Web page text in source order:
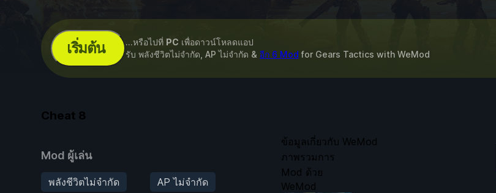
เริ่มต้น ...หรือไปที่ PC เพื่อดาวน์โหลดแอป
รับ พลังชีวิตไม่จำกัด, AP ไม่จำกัด & อีก 6 Mod for Gears Tactics with WeMod
Cheat 8
Mod ผู้เล่น
พลังชีวิตไม่จำกัด
AP ไม่จำกัด
ข้อมูลเกี่ยวกับ WeMod
ภาพรวมการ
Mod ด้วย
WeMod